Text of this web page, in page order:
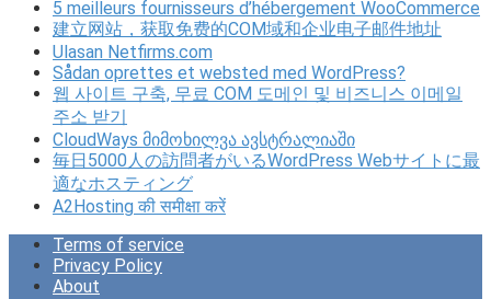
5 meilleurs fournisseurs d’hébergement WooCommerce
建立网站，获取免费的COM域和企业电子邮件地址
Ulasan Netfirms.com
Sådan oprettes et websted med WordPress?
웹 사이트 구축, 무료 COM 도메인 및 비즈니스 이메일
주소 받기
CloudWays მიმოხილვა ავსტრალიაში
毎日5000人の訪問者がいるWordPress Webサイトに最
適なホスティング
A2Hosting की समीक्षा करें
Terms of service
Privacy Policy
About